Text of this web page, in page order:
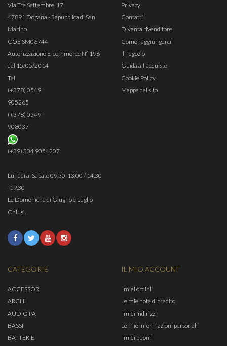
Via Tre Settembre, 17
47891 Dogana - Repubblica di San
Marino
COE SM06744
Autorizzazione E-commerce N° 196
del 15/05/2014
Tel
(+378) 0549
905265
(+378) 0549
908037
(+39) 334 9054207
Lunedì al Sabato 09,30-13,00 / 14,30
-19,30
Le Domeniche di Giugno e Luglio
Chiusi.
Privacy
Contatti
Diventa rivenditore
Come raggiungerci
Il negozio
Guida all'acquisto
Cookie Policy
Mappa del sito
CATEGORIE
ACCESSORI
ARCHI
AUDIO PA
BASSI
BATTERIE
IL MIO ACCOUNT
I miei ordini
Le mie note di credito
I miei indirizzi
Le mie informazioni personali
I miei buoni